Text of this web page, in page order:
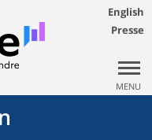
English
Presse
MENU